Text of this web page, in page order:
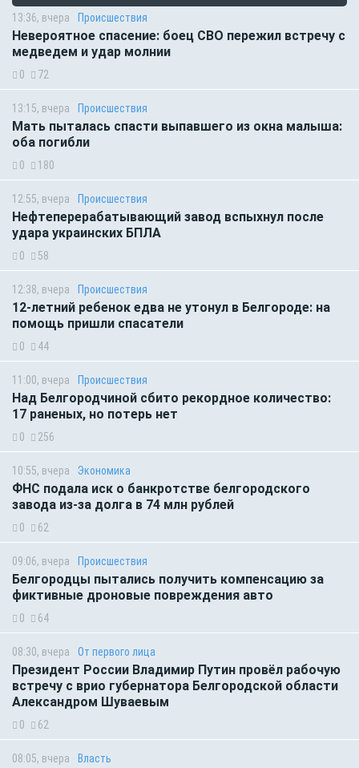
13:36, вчера Происшествия
Невероятное спасение: боец СВО пережил встречу с
медведем и удар молнии
0 72
13:15, вчера Происшествия
Мать пыталась спасти выпавшего из окна малыша:
оба погибли
0 180
12:55, вчера Происшествия
Нефтеперерабатывающий завод вспыхнул после
удара украинских БПЛА
0 58
12:38, вчера Происшествия
12-летний ребенок едва не утонул в Белгороде: на
помощь пришли спасатели
0 44
11:00, вчера Происшествия
Над Белгородчиной сбито рекордное количество:
17 раненых, но потерь нет
0 256
10:55, вчера Экономика
ФНС подала иск о банкротстве белгородского
завода из-за долга в 74 млн рублей
0 62
09:06, вчера Происшествия
Белгородцы пытались получить компенсацию за
фиктивные дроновые повреждения авто
0 64
08:30, вчера От первого лица
Президент России Владимир Путин провёл рабочую
встречу с врио губернатора Белгородской области
Александром Шуваевым
0 62
08:05, вчера Власть